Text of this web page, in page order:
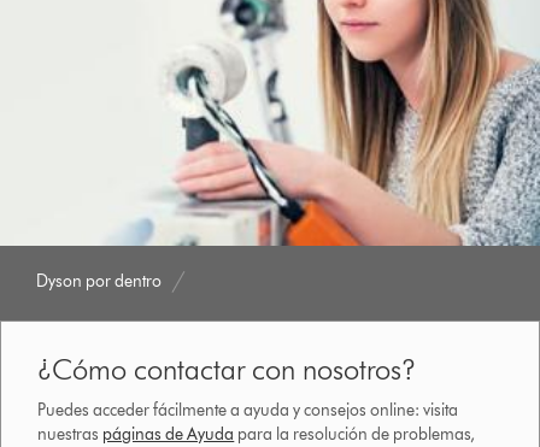
Dyson por dentro
¿Cómo contactar con nosotros?
Puedes acceder fácilmente a ayuda y consejos online: visita
nuestras páginas de Ayuda para la resolución de problemas,